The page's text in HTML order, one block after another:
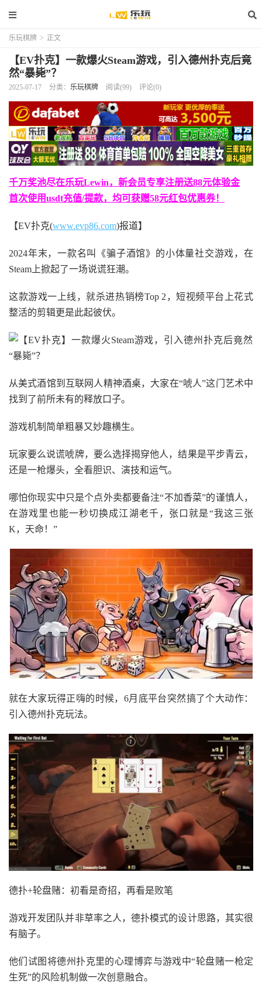
乐玩棋牌 > 正文
【EV扑克】一款爆火Steam游戏，引入德州扑克后竟
然“暴毙”？
2025-07-17 分类： 乐玩棋牌 阅读(99) 评论(0)
千万奖池尽在乐玩Lewin，新会员专享注册送88元体验金
首次使用usdt充值/提款，均可获赠58元红包优惠券！
【EV扑克(www.evp86.com)报道】
2024年末，一款名叫《骗子酒馆》的小体量社交游戏，在
Steam上掀起了一场说谎狂潮。
这款游戏一上线，就杀进热销榜Top 2，短视频平台上花式
整活的剪辑更是此起彼伏。
从美式酒馆到互联网人精神酒桌，大家在“唬人”这门艺术中
找到了前所未有的释放口子。
游戏机制简单粗暴又妙趣横生。
玩家要么说谎唬牌，要么选择揭穿他人，结果是平步青云，
还是一枪爆头，全看胆识、演技和运气。
哪怕你现实中只是个点外卖都要备注“不加香菜”的谨慎人，
在游戏里也能一秒切换成江湖老千，张口就是“我这三张
K，天命！”
就在大家玩得正嗨的时候，6月底平台突然搞了个大动作：
引入德州扑克玩法。
德扑+轮盘赌：初看是奇招，再看是败笔
游戏开发团队并非草率之人，德扑模式的设计思路，其实很
有脑子。
他们试图将德州扑克里的心理博弈与游戏中“轮盘赌一枪定
生死”的风险机制做一次创意融合。